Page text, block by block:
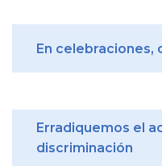
En celebraciones,
Erradiquemos el
discriminación